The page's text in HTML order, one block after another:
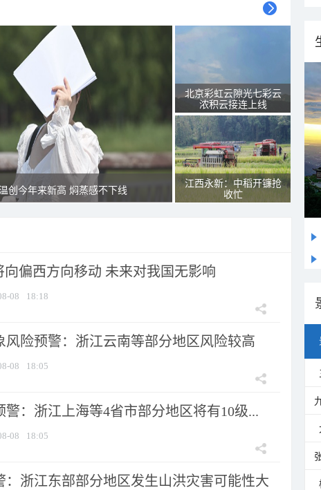
创今年来新高 焖蒸感不下线
北京彩虹云隙光七彩云
浓积云接连上线
江西永新：中稻开镰抢
收忙
向偏西方向移动 未来对我国无影响
08 18:18
风险预警：浙江云南等部分地区风险较高
08 18:05
警：浙江上海等4省市部分地区将有10级...
08 18:05
：浙江东部部分地区发生山洪灾害可能性大